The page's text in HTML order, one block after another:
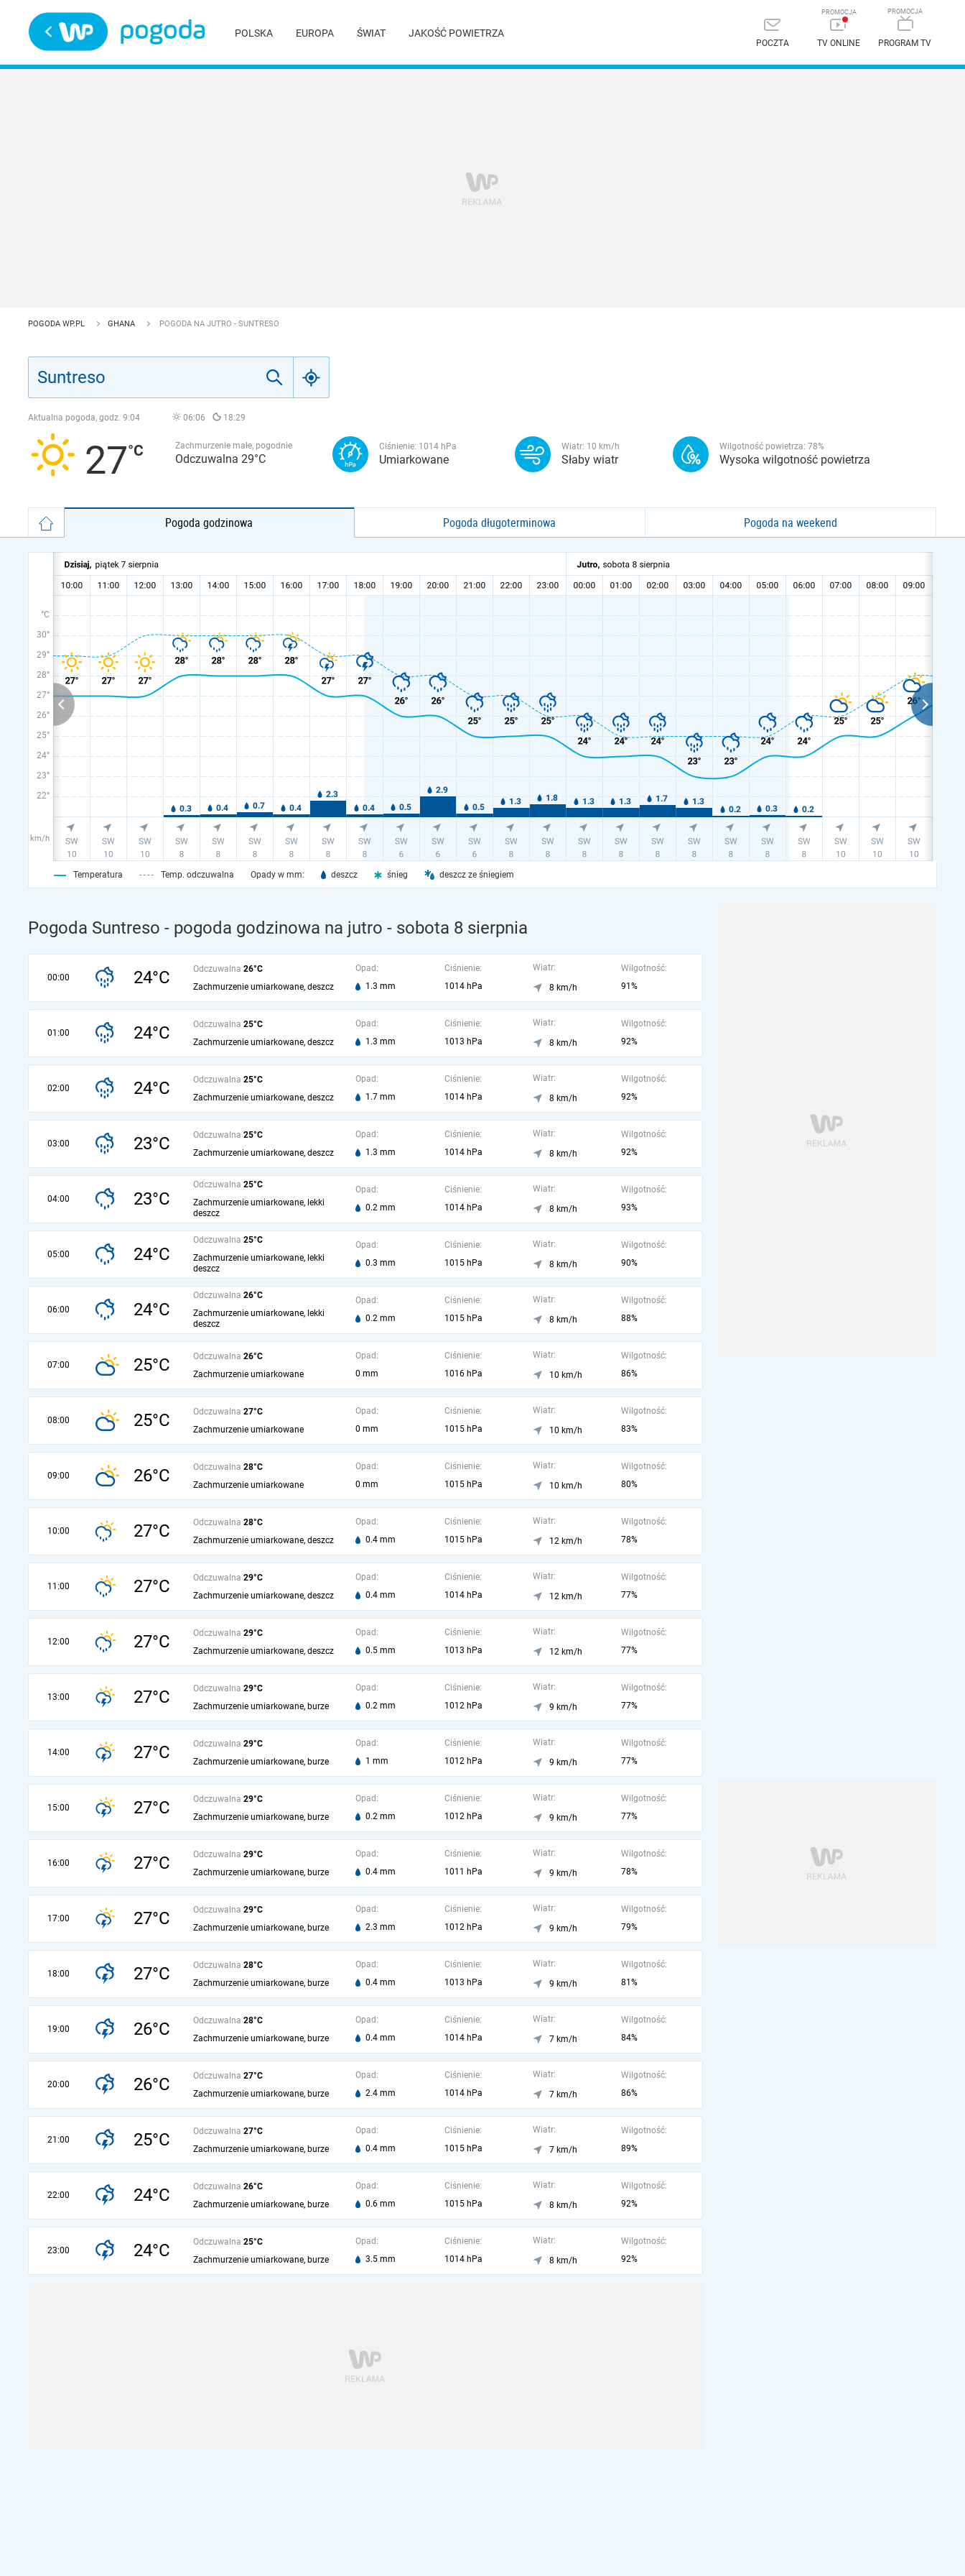
POLSKA EUROPA ŚWIAT JAKOŚĆ POWIETRZA
POCZTA TV ONLINE PROGRAM TV
POGODA WP.PL GHANA POGODA NA JUTRO - SUNTRESO
Aktualna pogoda, godz. 9:04 06:06 18:29
27 Zachmurzenie małe, pogodnie
Odczuwalna 29°C
Ciśnienie: 1014 hPa
Umiarkowane
Wiatr: 10 km/h
Słaby wiatr
Wilgotność powietrza: 78%
Wysoka wilgotność powietrza
Pogoda godzinowa Pogoda długoterminowa Pogoda na weekend
°C
30°
29°
28°
27°
26°
25°
24°
23°
22°
km/h
Temperatura Temp. odczuwalna Opady w mm: deszcz śnieg deszcz ze śniegiem
Pogoda Suntreso - pogoda godzinowa na jutro - sobota 8 sierpnia
00:00 24°C Odczuwalna 26°C
Zachmurzenie umiarkowane, deszcz
Opad:
1.3 mm
Ciśnienie:
1014 hPa
Wiatr:
8 km/h
Wilgotność:
91%
01:00 24°C Odczuwalna 25°C
Zachmurzenie umiarkowane, deszcz
Opad:
1.3 mm
Ciśnienie:
1013 hPa
Wiatr:
8 km/h
Wilgotność:
92%
02:00 24°C Odczuwalna 25°C
Zachmurzenie umiarkowane, deszcz
Opad:
1.7 mm
Ciśnienie:
1014 hPa
Wiatr:
8 km/h
Wilgotność:
92%
03:00 23°C Odczuwalna 25°C
Zachmurzenie umiarkowane, deszcz
Opad:
1.3 mm
Ciśnienie:
1014 hPa
Wiatr:
8 km/h
Wilgotność:
92%
04:00 23°C
Odczuwalna 25°C
Zachmurzenie umiarkowane, lekki
deszcz
Opad:
0.2 mm
Ciśnienie:
1014 hPa
Wiatr:
8 km/h
Wilgotność:
93%
05:00 24°C
Odczuwalna 25°C
Zachmurzenie umiarkowane, lekki
deszcz
Opad:
0.3 mm
Ciśnienie:
1015 hPa
Wiatr:
8 km/h
Wilgotność:
90%
06:00 24°C
Odczuwalna 26°C
Zachmurzenie umiarkowane, lekki
deszcz
Opad:
0.2 mm
Ciśnienie:
1015 hPa
Wiatr:
8 km/h
Wilgotność:
88%
07:00 25°C Odczuwalna 26°C
Zachmurzenie umiarkowane
Opad:
0 mm
Ciśnienie:
1016 hPa
Wiatr:
10 km/h
Wilgotność:
86%
08:00 25°C Odczuwalna 27°C
Zachmurzenie umiarkowane
Opad:
0 mm
Ciśnienie:
1015 hPa
Wiatr:
10 km/h
Wilgotność:
83%
09:00 26°C Odczuwalna 28°C
Zachmurzenie umiarkowane
Opad:
0 mm
Ciśnienie:
1015 hPa
Wiatr:
10 km/h
Wilgotność:
80%
10:00 27°C Odczuwalna 28°C
Zachmurzenie umiarkowane, deszcz
Opad:
0.4 mm
Ciśnienie:
1015 hPa
Wiatr:
12 km/h
Wilgotność:
78%
11:00 27°C Odczuwalna 29°C
Zachmurzenie umiarkowane, deszcz
Opad:
0.4 mm
Ciśnienie:
1014 hPa
Wiatr:
12 km/h
Wilgotność:
77%
12:00 27°C Odczuwalna 29°C
Zachmurzenie umiarkowane, deszcz
Opad:
0.5 mm
Ciśnienie:
1013 hPa
Wiatr:
12 km/h
Wilgotność:
77%
13:00 27°C Odczuwalna 29°C
Zachmurzenie umiarkowane, burze
Opad:
0.2 mm
Ciśnienie:
1012 hPa
Wiatr:
9 km/h
Wilgotność:
77%
14:00 27°C Odczuwalna 29°C
Zachmurzenie umiarkowane, burze
Opad:
1 mm
Ciśnienie:
1012 hPa
Wiatr:
9 km/h
Wilgotność:
77%
15:00 27°C Odczuwalna 29°C
Zachmurzenie umiarkowane, burze
Opad:
0.2 mm
Ciśnienie:
1012 hPa
Wiatr:
9 km/h
Wilgotność:
77%
16:00 27°C Odczuwalna 29°C
Zachmurzenie umiarkowane, burze
Opad:
0.4 mm
Ciśnienie:
1011 hPa
Wiatr:
9 km/h
Wilgotność:
78%
17:00 27°C Odczuwalna 29°C
Zachmurzenie umiarkowane, burze
Opad:
2.3 mm
Ciśnienie:
1012 hPa
Wiatr:
9 km/h
Wilgotność:
79%
18:00 27°C Odczuwalna 28°C
Zachmurzenie umiarkowane, burze
Opad:
0.4 mm
Ciśnienie:
1013 hPa
Wiatr:
9 km/h
Wilgotność:
81%
19:00 26°C Odczuwalna 28°C
Zachmurzenie umiarkowane, burze
Opad:
0.4 mm
Ciśnienie:
1014 hPa
Wiatr:
7 km/h
Wilgotność:
84%
20:00 26°C Odczuwalna 27°C
Zachmurzenie umiarkowane, burze
Opad:
2.4 mm
Ciśnienie:
1014 hPa
Wiatr:
7 km/h
Wilgotność:
86%
21:00 25°C Odczuwalna 27°C
Zachmurzenie umiarkowane, burze
Opad:
0.4 mm
Ciśnienie:
1015 hPa
Wiatr:
7 km/h
Wilgotność:
89%
22:00 24°C Odczuwalna 26°C
Zachmurzenie umiarkowane, burze
Opad:
0.6 mm
Ciśnienie:
1015 hPa
Wiatr:
8 km/h
Wilgotność:
92%
23:00 24°C Odczuwalna 25°C
Zachmurzenie umiarkowane, burze
Opad:
3.5 mm
Ciśnienie:
1014 hPa
Wiatr:
8 km/h
Wilgotność:
92%